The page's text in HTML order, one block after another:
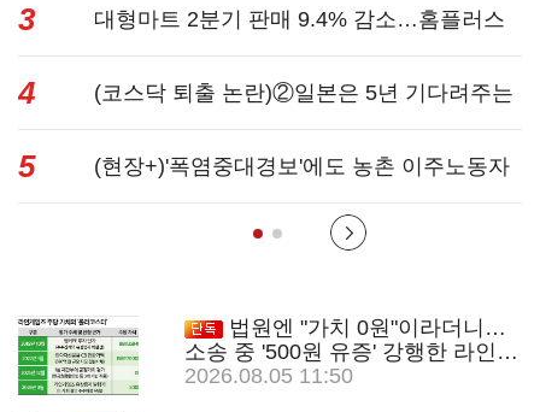
성과급 불...
3 대형마트 2분기 판매 9.4% 감소…홈플러스
사태 여파...
4 (코스닥 퇴출 논란)②일본은 5년 기다려주는
데 우리는 ...
5 (현장+)'폭염중대경보'에도 농촌 이주노동자
법원엔 "가치 0원"이라더니…
소송 중 '500원 유증' 강행한 라인게
임즈
2026.08.05 11:50